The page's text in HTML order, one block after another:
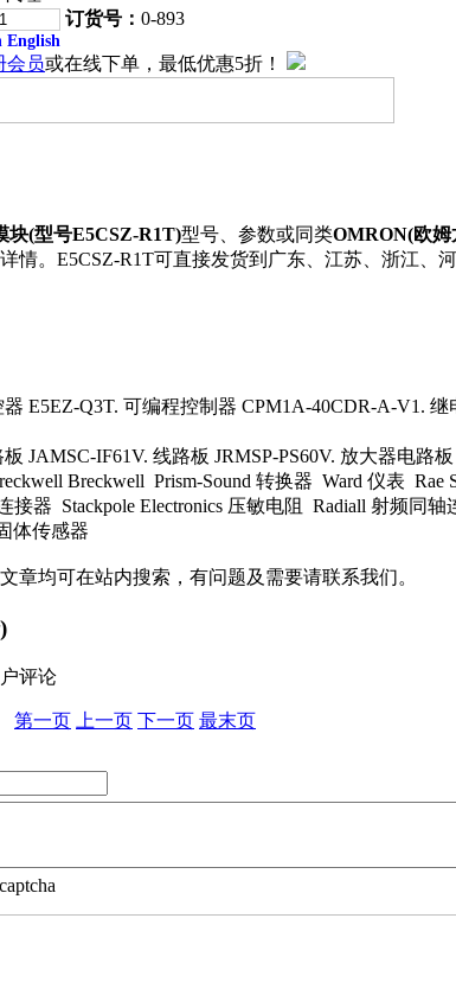
订货号： 0-893
English
会员或在线下单，最低优惠5折！
块(型号E5CSZ-R1T)型号、参数或同类OMRON(欧姆
情。E5CSZ-R1T可直接发货到广东、江苏、浙江、
器 E5EZ-Q3T. 可编程控制器 CPM1A-40CDR-A-V1.
JAMSC-IF61V. 线路板 JRMSP-PS60V. 放大器电路
Breckwell Prism-Sound 转换器 Ward 仪表
接器 Stackpole Electronics 压敏电阻 Radiall 射频
体传感器
章均可在站内搜索，有问题及需要请联系我们。
评论
第一页 上一页 下一页 最末页